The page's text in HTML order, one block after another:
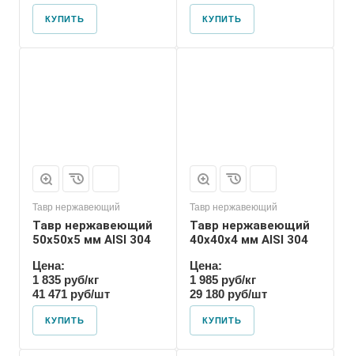
КУПИТЬ КУПИТЬ
Тавр нержавеющий
Тавр нержавеющий
50х50х5 мм AISI 304
Цена:
1 835 руб/кг
41 471 руб/шт
КУПИТЬ
Тавр нержавеющий
Тавр нержавеющий
40х40х4 мм AISI 304
Цена:
1 985 руб/кг
29 180 руб/шт
КУПИТЬ